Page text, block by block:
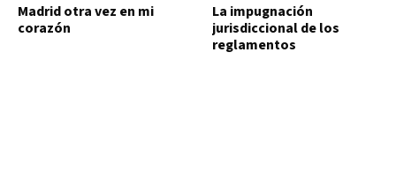
Madrid otra vez en mi
corazón
La impugnación
jurisdiccional de los
reglamentos